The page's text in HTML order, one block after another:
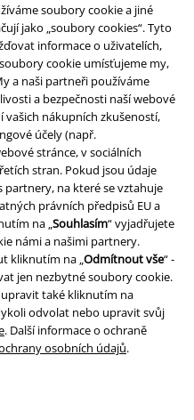
soubory cookie a jiné
jako „soubory cookies“. Tyto
informace o uživatelích,
cookie umísťujeme my,
a naši partneři používáme
a bezpečnosti naší webové
nákupních zkušeností,
účely (např.
stránce, v sociálních
stran. Pokud jsou údaje
partnery, na které se vztahuje
právních předpisů EU a
na „Souhlasím“ vyjadřujete
námi a našimi partnery.
kliknutím na „Odmítnout vše“ -
jen nezbytné soubory cookie.
také kliknutím na
odvolat nebo upravit svůj
. Další informace o ochraně
osobních údajů.
prostředí